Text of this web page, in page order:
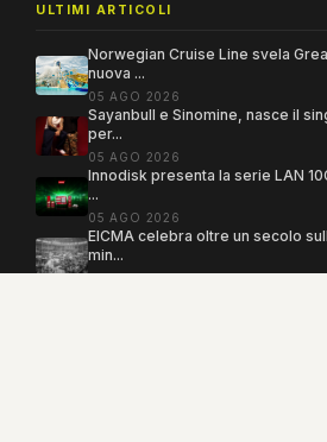
ULTIMI ARTICOLI
Norwegian Cruise Line svela
nuova ...
05 AGO 2026
Sayanbull e Sinomine, nasce il
per...
05 AGO 2026
Innodisk presenta la serie LAN
...
05 AGO 2026
EICMA celebra oltre un secolo
min...
05 AGO 2026